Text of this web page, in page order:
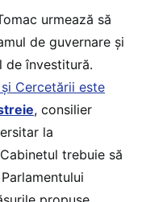
urmează să
de guvernare și
de învestitură.
Cercetării este
, consilier
la
trebuie să